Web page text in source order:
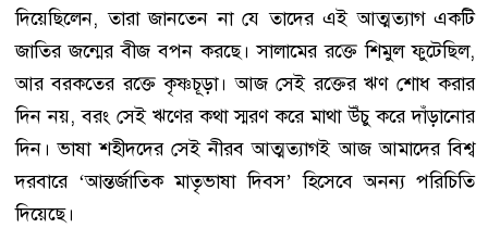
দিয়েছিলেন, তারা জানতেন না যে তাদের এই আত্মত্যাগ একটি
জাতির জন্মের বীজ বপন করছে। সালামের রক্তে শিমুল ফুটেছিল,
আর বরকতের রক্তে কৃষ্ণচূড়া। আজ সেই রক্তের ঋণ শোধ করার
দিন নয়, বরং সেই ঋণের কথা স্মরণ করে মাথা উঁচু করে দাঁড়ানোর
দিন। ভাষা শহীদদের সেই নীরব আত্মত্যাগই আজ আমাদের বিশ্ব
দরবারে ‘আন্তর্জাতিক মাতৃভাষা দিবস’ হিসেবে অনন্য পরিচিতি
দিয়েছে।